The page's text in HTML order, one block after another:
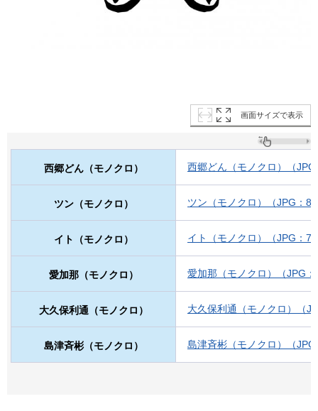
画面サイズで表示
西郷どん（モノクロ） 西郷どん（モノクロ）（
ツン（モノクロ） ツン（モノクロ）（JPG：
イト（モノクロ） イト（モノクロ）（JPG：
愛加那（モノクロ） 愛加那（モノクロ）（JPG
大久保利通（モノクロ） 大久保利通（モノクロ）（
島津斉彬（モノクロ） 島津斉彬（モノクロ）（